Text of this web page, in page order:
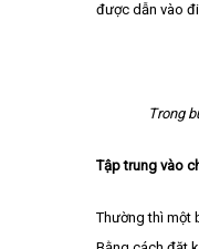
được dẫn vào
Trong
Tập trung vào
Thường thì một